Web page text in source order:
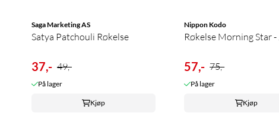
Saga Marketing AS
Satya Patchouli Røkelse
37,- 49,-
På lager
Kjøp
Nippon Kodo
Røkelse Morning Star - ...
57,- 75,-
På lager
Kjøp